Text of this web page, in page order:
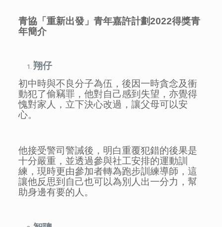
青協「重新出發」青年嘉許計劃2022得獎青
年簡介
翔仔
初中時與不良分子為伍，後因一時貪念及衝
動犯了偷竊罪，他對自己感到失望，亦覺得
愧對家人，立下決心改過，讓父母可以安
心。
他接受警司警誡後，明白重覆犯錯的後果是
十分嚴重，並透過參與社工安排的運動訓
練，現時更由參加者轉為跑步訓練導師，這
讓他反思到自己也可以為別人出一分力，幫
助身邊有要的人。